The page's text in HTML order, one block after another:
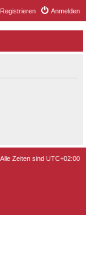
Anmelden
Registrieren
Alle Zeiten sind UTC+02:00